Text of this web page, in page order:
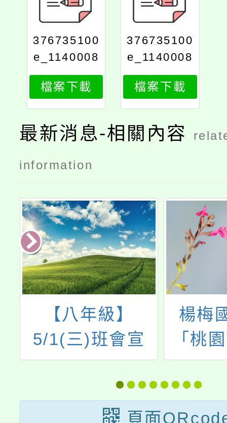
376735100
e_1140008
274_attach
1
檔案下載
376735100
e_1140008
274_print
檔案下載
最新消息-相關內容
information
【八年級】
5/1(三)班會宣
導：家庭教育
【家暴防治】影
片欣賞暨學習單
楊梅
「桃
度加
員及
能研
頁面